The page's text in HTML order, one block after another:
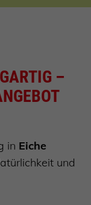
–
in Eiche
und